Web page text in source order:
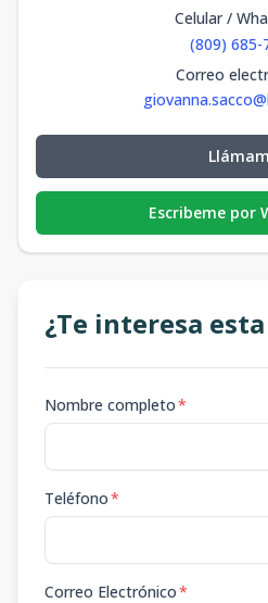
Celular /
(809) 685-
Correo
Escribeme por
¿Te interesa
Nombre completo*
Teléfono*
Correo Electrónico*